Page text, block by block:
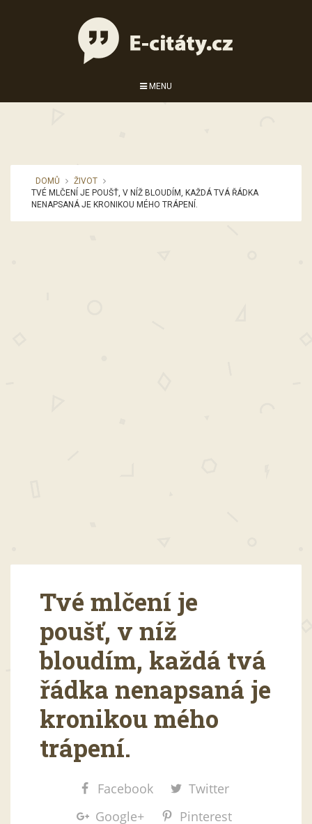
MENU
DOMŮ
ŽIVOT
TVÉ MLČENÍ JE POUŠŤ, V NÍŽ BLOUDÍM, KAŽDÁ TVÁ ŘÁDKA
NENAPSANÁ JE KRONIKOU MÉHO TRÁPENÍ.
Tvé mlčení je
poušť, v níž
bloudím, každá tvá
řádka nenapsaná je
kronikou mého
trápení.
Facebook
Twitter
Google+
Pinterest